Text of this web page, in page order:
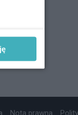
Nota prawna